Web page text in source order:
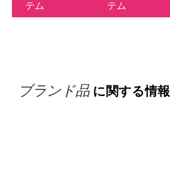
テム テム
ブランド品 に関する情報